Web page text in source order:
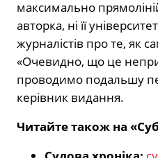
максимально
авторка, ні її
журналістів про те, як
«Очевидно, що це
проводимо подальшу
керівник видання.
Читайте також на